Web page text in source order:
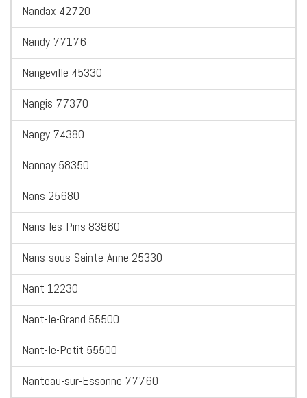
Nandax 42720
Nandy 77176
Nangeville 45330
Nangis 77370
Nangy 74380
Nannay 58350
Nans 25680
Nans-les-Pins 83860
Nans-sous-Sainte-Anne 25330
Nant 12230
Nant-le-Grand 55500
Nant-le-Petit 55500
Nanteau-sur-Essonne 77760